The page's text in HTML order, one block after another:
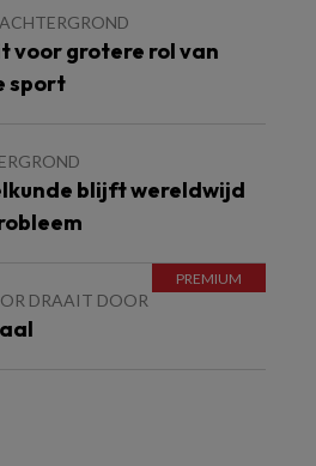
ACHTERGROND
voor grotere rol van
sport
blijft wereldwijd
DRAAIT DOOR